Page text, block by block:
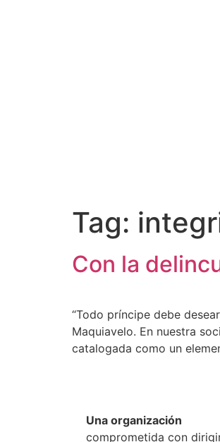
Tag:
Con la
“Todo príncipe debe
Maquiavelo. En nuestra
catalogada como un
Una organización
comprometida con